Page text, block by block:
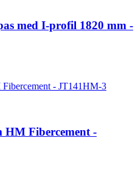
med I-profil 1820 mm -
HM Fibercement -